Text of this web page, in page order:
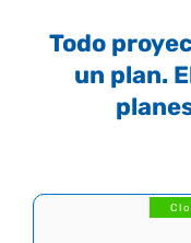
Todo
un plan.